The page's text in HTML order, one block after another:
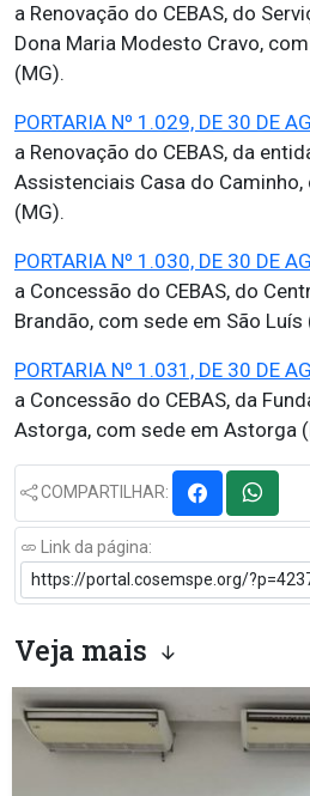
a Renovação do CEBAS, do
Dona Maria Modesto Cravo,
(MG).
PORTARIA Nº 1.029, DE 30 DE
a Renovação do CEBAS, da
Assistenciais Casa do
(MG).
PORTARIA Nº 1.030, DE 30 DE
a Concessão do CEBAS, do
Brandão, com sede em São Luís
PORTARIA Nº 1.031, DE 30 DE
a Concessão do CEBAS, da
Astorga, com sede em Astorga
COMPARTILHAR:
Link da página:
Veja mais